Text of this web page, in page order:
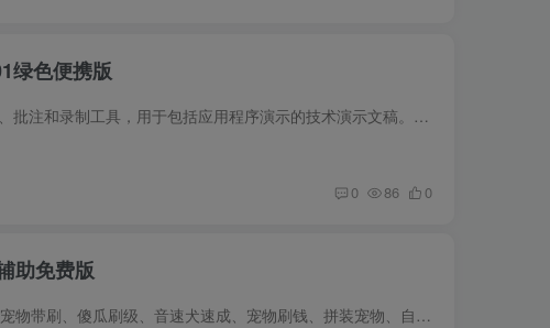
绿色便携版
软件介绍ZoomIt是一种屏幕缩放、批注和录制工具，用于包括应用程序演示的技术演示文稿。 ZoomIt在托盘中不显眼地运行，并使用可自定义的热键激活，以放大屏幕区域，在缩放时四处移动，并绘制缩...
0 86 0
助免费版
1.宠物专区 普通刷级、刷boos、宠物带刷、傻瓜刷级、音速犬速成、宠物刷钱、拼装宠物、自动捕捉宠物、捕捉稀有宠物、火焰喷发刷物、自定义脚本刷级、回血回蓝、智能换宠、战斗手册。 2.人物专区...